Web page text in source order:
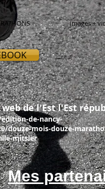
Images +
de l'Est l'Est
de-nancy-
douze-mois-douze-
mitsler
Mes